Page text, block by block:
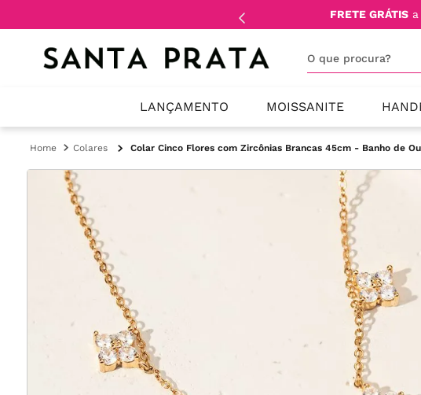
FRETE GRÁTIS
LANÇAMENTO MOISSANITE
Colares Colar Cinco Flores com Zircônias Brancas 45cm - Banho de